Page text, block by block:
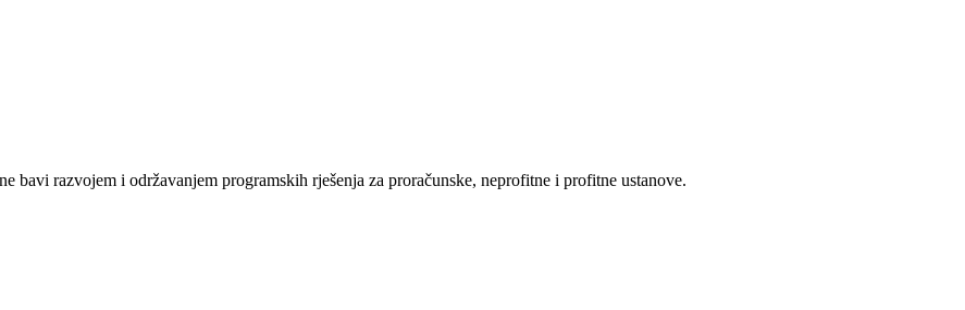
razvojem i održavanjem programskih rješenja za proračunske, neprofitne i profitne ustanove.